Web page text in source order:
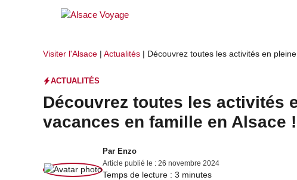
Visiter l'Alsace | Actualités | Découvrez toutes les activités en
ACTUALITÉS
Découvrez toutes les activités
vacances en famille en Alsace !
Par Enzo
Article publié le : 26 novembre 2024
Temps de lecture : 3 minutes